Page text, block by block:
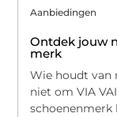
Aanbiedingen
Ontdek jouw
merk
Wie houdt van
niet om VIA
schoenenmerk